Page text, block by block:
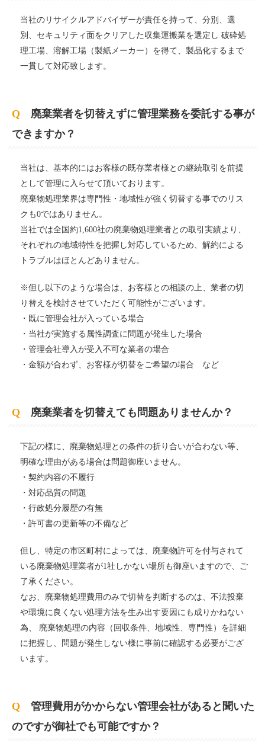
当社のリサイクルアドバイザーが責任を持って、分別、選
別、セキュリティ面をクリアした収集運搬業を選定し 破砕処
理工場、溶解工場（製紙メーカー）を得て、製品化するまで
一貫して対応致します。
Q 廃棄業者を切替えずに管理業務を委託する事が
できますか？
当社は、基本的にはお客様の既存業者様との継続取引を前提
として管理に入らせて頂いております。
廃棄物処理業界は専門性・地域性が強く切替する事でのリス
クも0ではありません。
当社では全国約1,600社の廃棄物処理業者との取引実績より、
それぞれの地域特性を把握し対応しているため、解約による
トラブルはほとんどありません。
※但し以下のような場合は、お客様との相談の上、業者の切
り替えを検討させていただく可能性がございます。
・既に管理会社が入っている場合
・当社が実施する属性調査に問題が発生した場合
・管理会社導入が受入不可な業者の場合
・金額が合わず、お客様が切替をご希望の場合 など
Q 廃棄業者を切替えても問題ありませんか？
下記の様に、廃棄物処理との条件の折り合いが合わない等、
明確な理由がある場合は問題御座いません。
・契約内容の不履行
・対応品質の問題
・行政処分履歴の有無
・許可書の更新等の不備など
但し、特定の市区町村によっては、廃棄物許可を付与されて
いる廃棄物処理業者が1社しかない場所も御座いますので、ご
了承ください。
なお、廃棄物処理費用のみで切替を判断するのは、不法投棄
や環境に良くない処理方法を生み出す要因にも成りかねない
為、
廃棄物処理の内容（回収条件、地域性、専門性）を詳細
に把握し、問題が発生しない様に事前に確認する必要がござ
います。
Q 管理費用がかからない管理会社があると聞いた
のですが御社でも可能ですか？